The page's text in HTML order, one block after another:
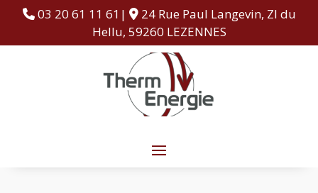
03 20 61 11 61|
24 Rue Paul Langevin, ZI du
Hellu, 59260 LEZENNES